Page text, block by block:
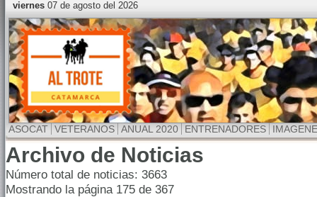
viernes07 de agosto del 2026
ASOCAT VETERANOS ANUAL 2020 ENTRENADORES
Archivo de Noticias
Número total de noticias: 3663
Mostrando la página 175 de 367